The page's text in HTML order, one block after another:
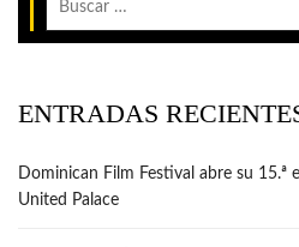
ENTRADAS
Dominican Film Festival abre su 15.ª
United Palace